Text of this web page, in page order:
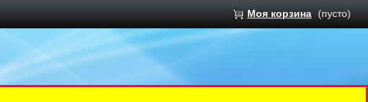
Моя корзина (пусто)